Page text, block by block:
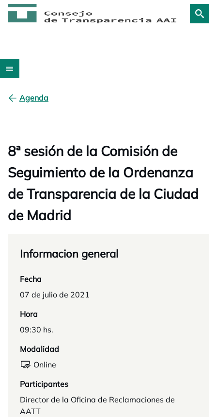
Agenda
8ª sesión de la Comisión de
Seguimiento de la Ordenanza
de Transparencia de la Ciudad
de Madrid
Informacion general
Fecha
07 de julio de 2021
Hora
09:30 hs.
Modalidad
Online
Participantes
Director de la Oficina de Reclamaciones de
AATT